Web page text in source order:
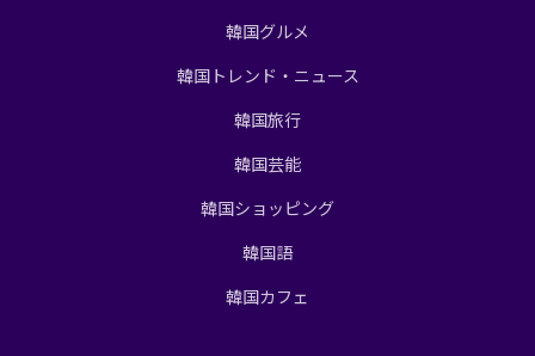
韓国グルメ
韓国トレンド・ニュース
韓国旅行
韓国芸能
韓国ショッピング
韓国語
韓国カフェ